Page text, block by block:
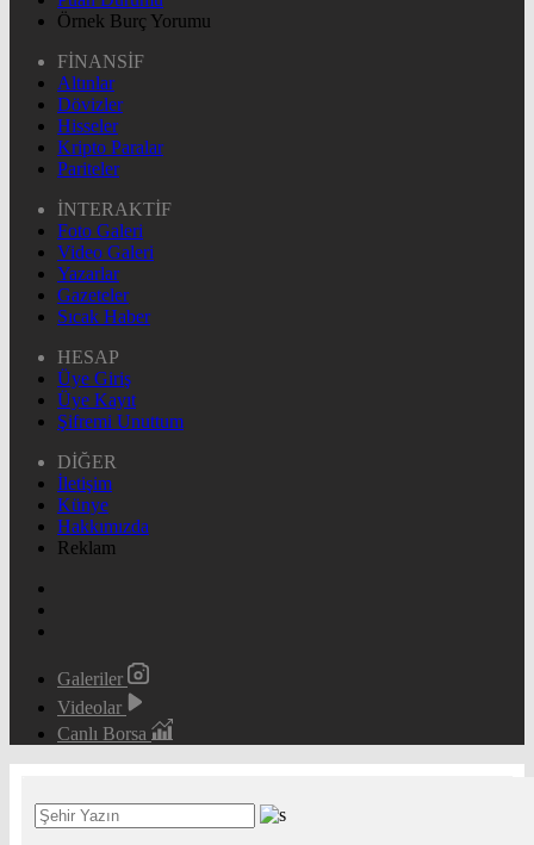
Örnek Burç Yorumu
FİNANSİF
Altınlar
Dövizler
Hisseler
Kripto Paralar
Pariteler
İNTERAKTİF
Foto Galeri
Video Galeri
Yazarlar
Gazeteler
Sıcak Haber
HESAP
Üye Giriş
Üye Kayıt
Şifremi Unuttum
DİĞER
İletişim
Künye
Hakkımızda
Reklam
Galeriler
Videolar
Canlı Borsa